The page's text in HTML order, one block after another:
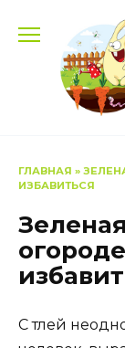
содержанию
ГЛАВНАЯ »
ИЗБАВИТЬСЯ
С тлей